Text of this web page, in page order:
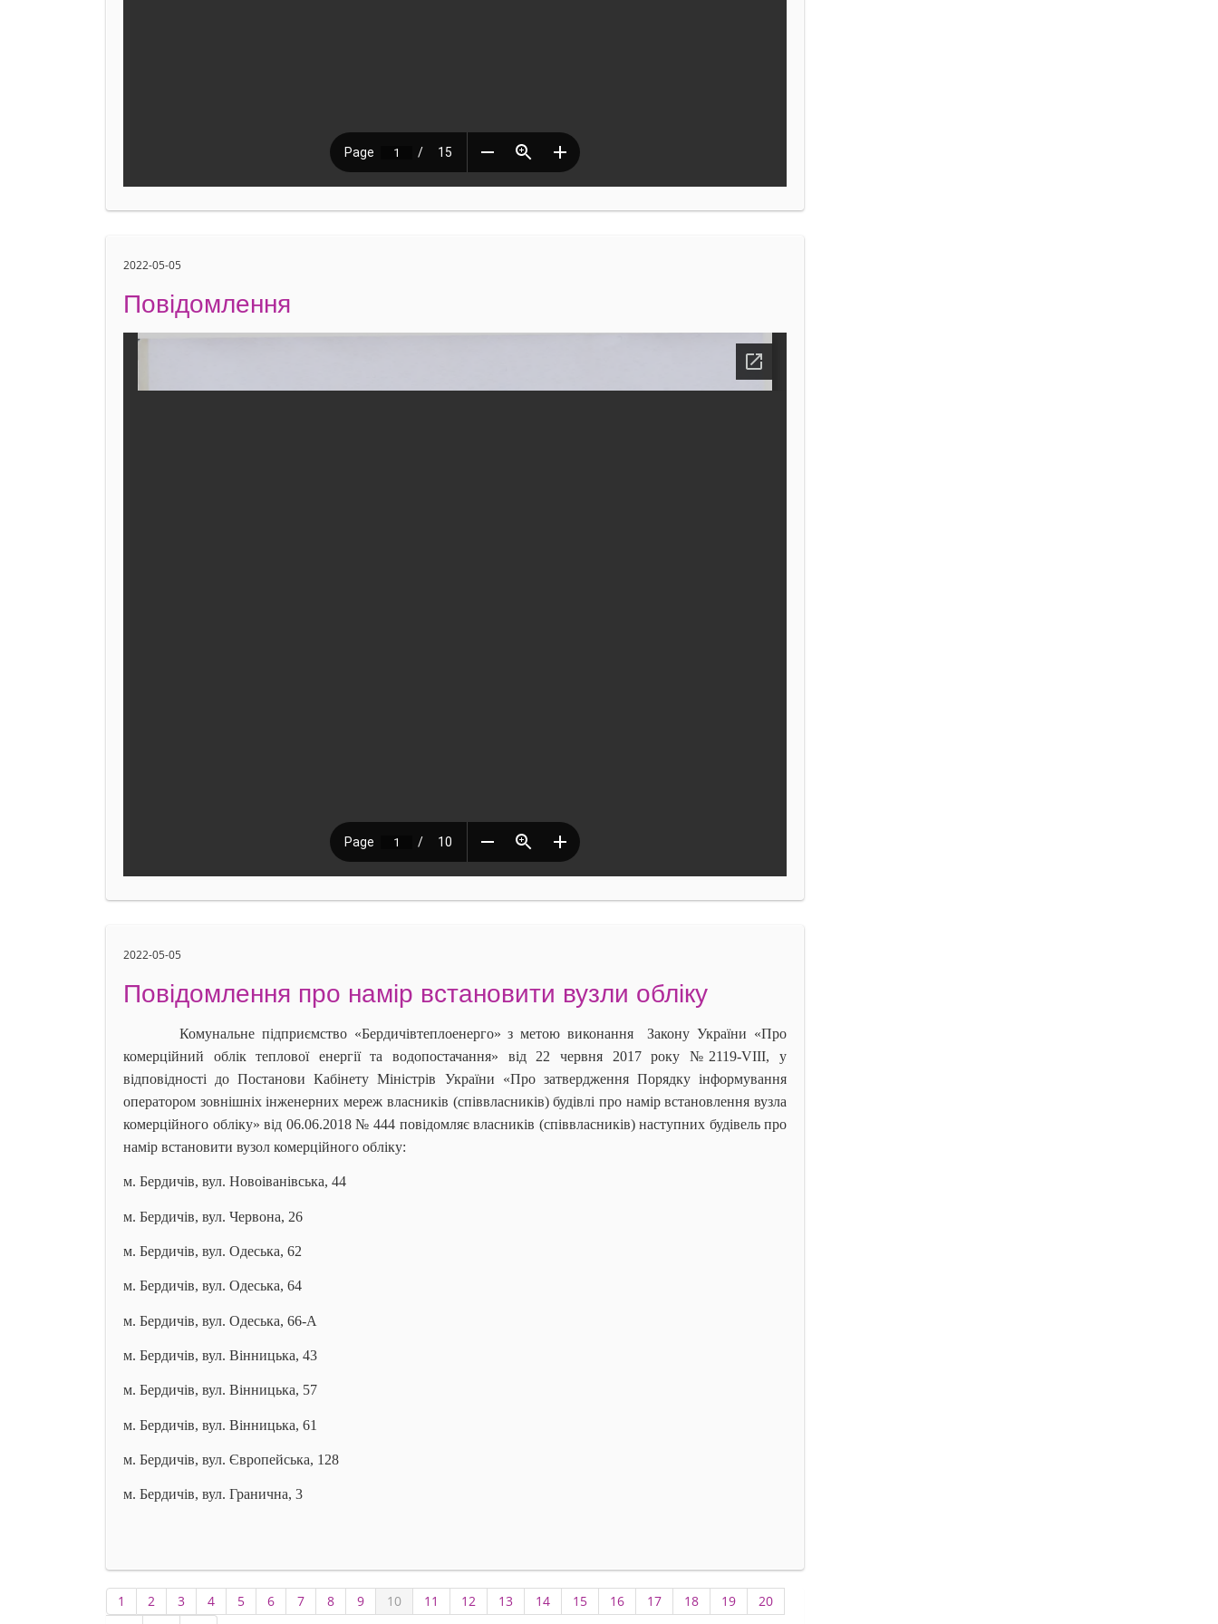
2022-05-05
Повідомлення
2022-05-05
Повідомлення про намір встановити вузли обліку
Комунальне підприємство «Бердичівтеплоенерго» з метою виконання Закону України «Про
комерційний облік теплової енергії та водопостачання» від 22 червня 2017 року №2119-VIII, у
відповідності до Постанови Кабінету Міністрів України «Про затвердження Порядку інформування
оператором зовнішніх інженерних мереж власників (співвласників) будівлі про намір встановлення вузла
комерційного обліку» від 06.06.2018 № 444 повідомляє власників (співвласників) наступних будівель про
намір встановити вузол комерційного обліку:
м. Бердичів, вул. Новоіванівська, 44
м. Бердичів, вул. Червона, 26
м. Бердичів, вул. Одеська, 62
м. Бердичів, вул. Одеська, 64
м. Бердичів, вул. Одеська, 66-А
м. Бердичів, вул. Вінницька, 43
м. Бердичів, вул. Вінницька, 57
м. Бердичів, вул. Вінницька, 61
м. Бердичів, вул. Європейська, 128
м. Бердичів, вул. Гранична, 3
1 2 3 4 5 6 7 8 9 10 11 12 13 14 15 16 17 18 19
20